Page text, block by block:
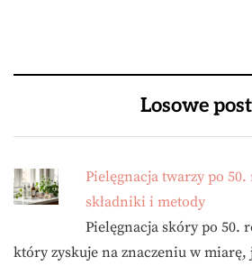
Losowe
Pielęgnacja twarzy po
składniki i metody
Pielęgnacja skóry po 50.
który zyskuje na znaczeniu w miarę,